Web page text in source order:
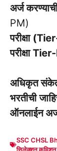
अर्ज
PM)
परीक्षा
परीक्षा
अधिकृत
भरतीची
ऑनलाईन
SSC CHSL